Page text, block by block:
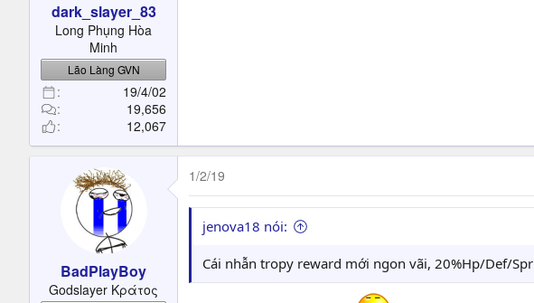
r
dark_slayer_83
Long Phụng Hòa
Minh
Lão Làng GVN
19/4/02
19,656
12,067
BadPlayBoy
Godslayer Κράτος
1/2/19
jenova18 nói:
Cái nhẫn tropy reward mới ngon vãi, 20%Hp/Def/Spr